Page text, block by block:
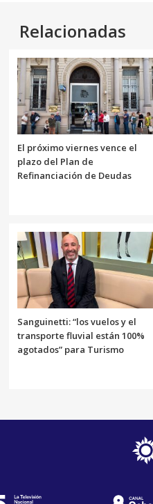
Relacionadas
El próximo viernes vence el
plazo del Plan de
Refinanciación de Deudas
Sanguinetti: “los vuelos y el
transporte fluvial están 100%
agotados” para Turismo